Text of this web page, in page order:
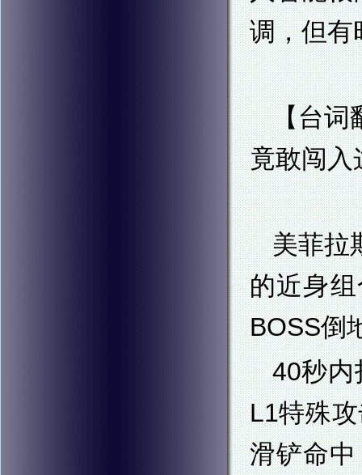
调，但有
【台词
竟敢闯入
美菲拉
的近身
BOSS倒
40秒内
L1特殊
滑铲命